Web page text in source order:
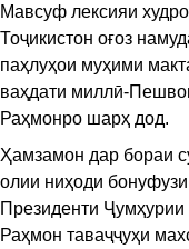
Мавсуф лексияи
Тоҷикистон оғоз
паҳлуҳои муҳими
ваҳдати миллӣ-
Раҳмонро шарҳ дод.
Ҳамзамон дар бораи
олии ниҳоди
Президенти
Раҳмон таваҷҷуҳи